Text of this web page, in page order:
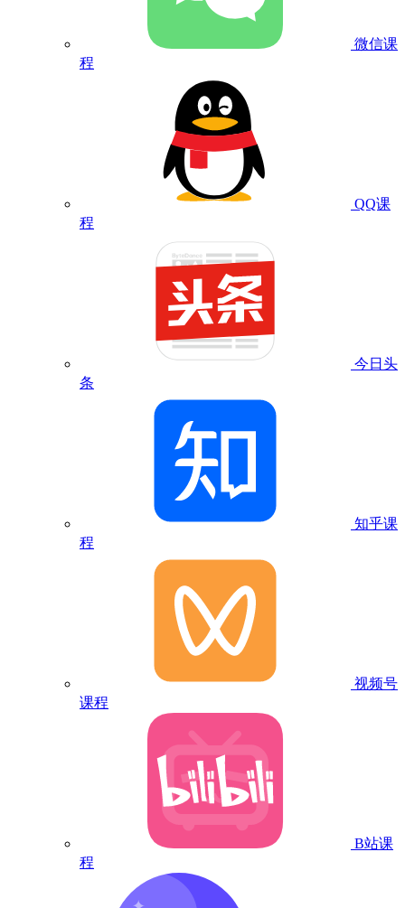
微信课
程
QQ课
程
今日头
条
知乎课
程
视频号
课程
B站课
程